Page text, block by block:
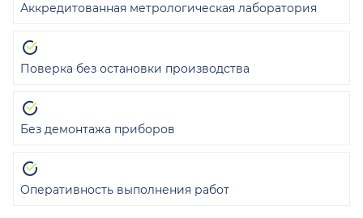
Аккредитованная метрологическая лаборатория
Поверка без остановки производства
Без демонтажа приборов
Оперативность выполнения работ